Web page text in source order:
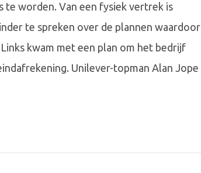
worden. Van een fysiek vertrek is
te spreken over de plannen waardoor
kwam met een plan om het bedrijf
Unilever-topman Alan Jope